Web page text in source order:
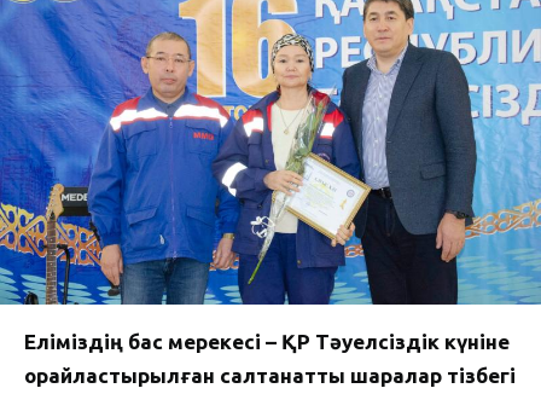
Еліміздің бас мерекесі – ҚР Тәуелсіздік күніне
орайластырылған салтанатты шаралар тізбегі